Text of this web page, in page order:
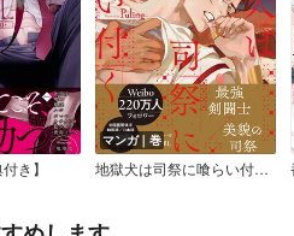
き】
マンガ｜巻
地獄犬は司祭に喰らい付く【電子限定かきおろし付】